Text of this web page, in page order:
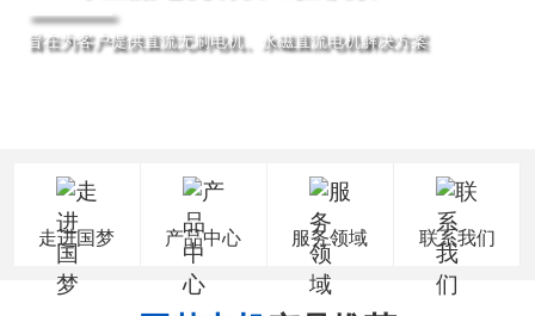
旨在为客户提供直流无刷电机、永磁直流电机解决方案
走进国梦 产品中心 服务领域 联系我们